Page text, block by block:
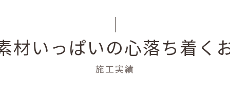
施工実績
材いっぱいの心落ち着く